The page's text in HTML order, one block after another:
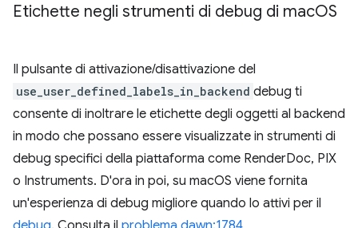
Etichette negli strumenti di debug di macOS
Il pulsante di attivazione/disattivazione del
use_user_defined_labels_in_backend debug ti
consente di inoltrare le etichette degli oggetti al backend
in modo che possano essere visualizzate in strumenti di
debug specifici della piattaforma come RenderDoc, PIX
o Instruments. D'ora in poi, su macOS viene fornita
un'esperienza di debug migliore quando lo attivi per il